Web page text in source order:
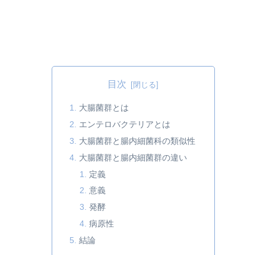
目次
大腸菌群とは
エンテロバクテリアとは
大腸菌群と腸内細菌科の類似性
大腸菌群と腸内細菌群の違い
定義
意義
発酵
病原性
結論